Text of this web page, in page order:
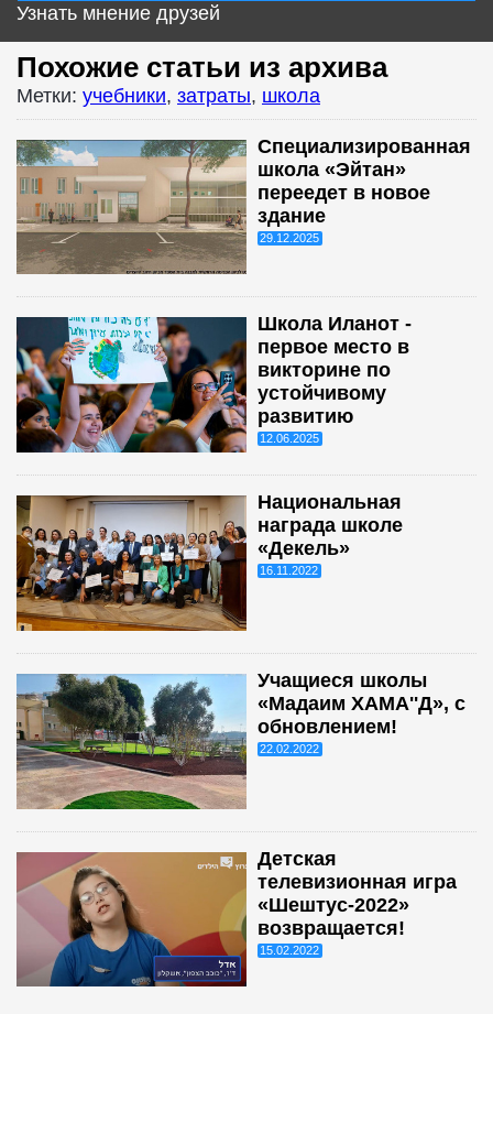
Узнать мнение друзей
Похожие статьи из архива
Метки: учебники, затраты, школа
Специализированная
школа «Эйтан»
переедет в новое
здание
29.12.2025
Школа Иланот -
первое место в
викторине по
устойчивому
развитию
12.06.2025
Национальная
награда школе
«Декель»
16.11.2022
Учащиеся школы
«Мадаим ХАМА''Д», с
обновлением!
22.02.2022
Детская
телевизионная игра
«Шештус-2022»
возвращается!
15.02.2022